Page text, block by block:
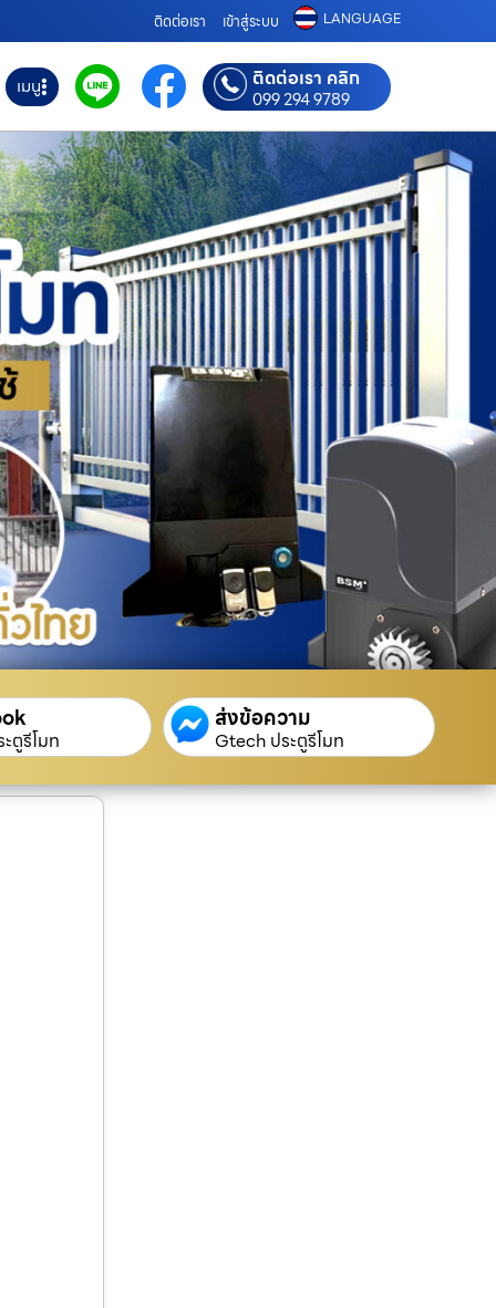
ติดต่อเรา เข้าสู่ระบบ LANGUAGE
เมนู ติดต่อเรา คลิก
099 294 9789
ตูรีโมท
ส่งข้อความ
Gtech ประตูรีโมท